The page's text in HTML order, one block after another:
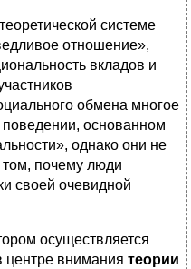
системе
отношение»,
вкладов и
обмена многое
основанном
однако они не
том, почему люди
своей очевидной
осуществляется
центре внимания теории